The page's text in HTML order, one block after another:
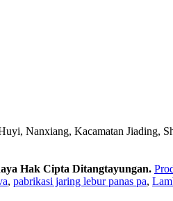
Nanxiang, Kacamatan Jiading,
Hak Cipta Ditangtayungan.
, pabrikasi jaring lebur panas pa,